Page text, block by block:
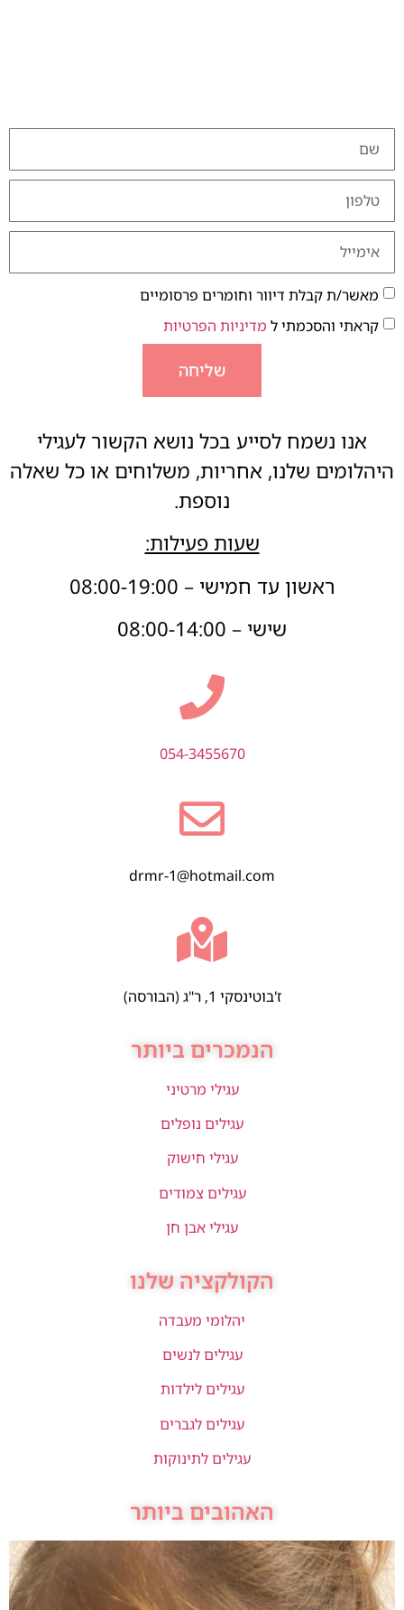
מאשר/ת קבלת דיוור וחומרים פרסומיים
קראתי והסכמתי ל מדיניות הפרטיות
שליחה
אנו נשמח לסייע בכל נושא הקשור לעגילי
היהלומים שלנו, אחריות, משלוחים או כל שאלה
נוספת.
שעות פעילות:
ראשון עד חמישי – 08:00-19:00
שישי – 08:00-14:00
054-3455670
drmr-1@hotmail.com
ז'בוטינסקי 1, ר"ג (הבורסה)
הנמכרים ביותר
עגילי מרטיני
עגילים נופלים
עגילי חישוק
עגילים צמודים
עגילי אבן חן
הקולקציה שלנו
יהלומי מעבדה
עגילים לנשים
עגילים לילדות
עגילים לגברים
עגילים לתינוקות
האהובים ביותר